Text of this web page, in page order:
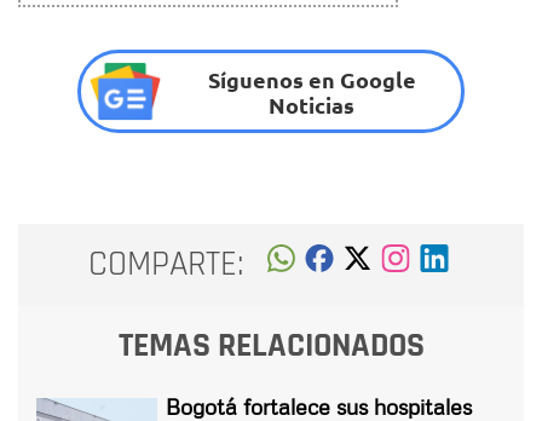
Síguenos en Google
Noticias
COMPARTE:
TEMAS RELACIONADOS
Bogotá fortalece sus hospitales